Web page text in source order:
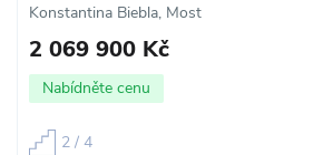
Konstantina Biebla, Most
2 069 900 Kč
Nabídněte cenu
2 / 4